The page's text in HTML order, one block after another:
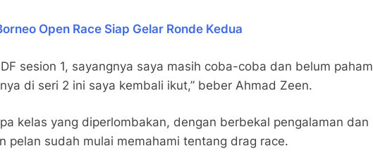
Open Race Siap Gelar Ronde Kedua
sesion 1, sayangnya saya masih coba-coba dan belum paham
di seri 2 ini saya kembali ikut,” beber Ahmad Zeen.
kelas yang diperlombakan, dengan berbekal pengalaman dan
pelan sudah mulai memahami tentang drag race.